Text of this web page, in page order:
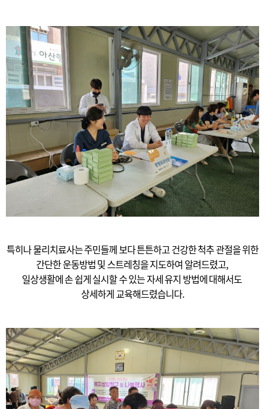
특히나 물리치료사는 주민들께 보다 튼튼하고 건강한 척추 관절을 위한
간단한 운동방법 및 스트레칭을 지도하여 알려드렸고,
일상생활에 손 쉽게 실시할 수 있는 자세 유지 방법에 대해서도
상세하게 교육해드렸습니다.